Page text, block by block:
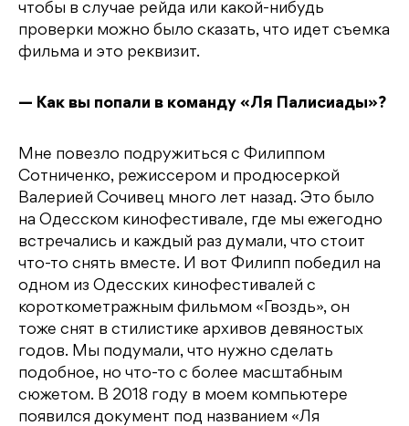
чтобы в случае рейда или какой-нибудь
проверки можно было сказать, что идет съемка
фильма и это реквизит.
— Как вы попали в команду «Ля Палисиады»?
Мне повезло подружиться с Филиппом
Сотниченко, режиссером и продюсеркой
Валерией Сочивец много лет назад. Это было
на Одесском кинофестивале, где мы ежегодно
встречались и каждый раз думали, что стоит
что-то снять вместе. И вот Филипп победил на
одном из Одесских кинофестивалей с
короткометражным фильмом «Гвоздь», он
тоже снят в стилистике архивов девяностых
годов. Мы подумали, что нужно сделать
подобное, но что-то с более масштабным
сюжетом. В 2018 году в моем компьютере
появился документ под названием «Ля